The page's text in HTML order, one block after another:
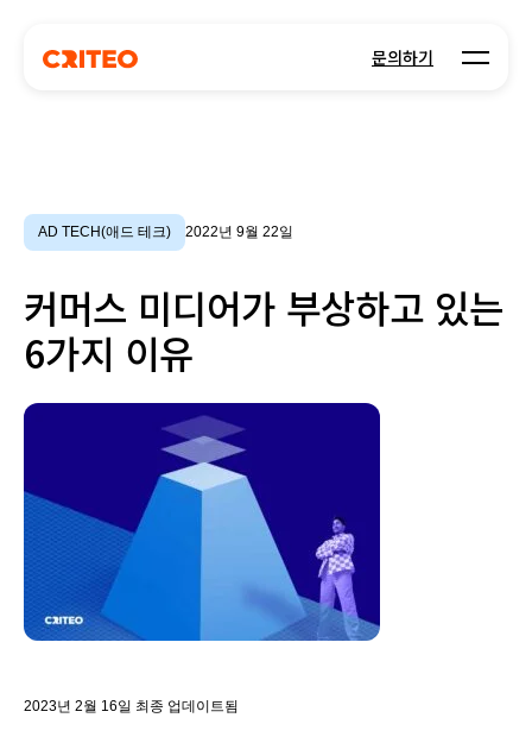
문의하기 Open
AD TECH(애드 테크) 2022년 9월 22일
커머스 미디어가 부상하고 있는
6가지 이유
2023년 2월 16일 최종 업데이트됨